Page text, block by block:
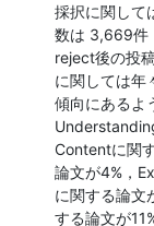
採択に関して
数は 3,669件
reject後の投
に関しては年
傾向にあるよ
Contentに関
論文が4%，
に関する論
する論文が